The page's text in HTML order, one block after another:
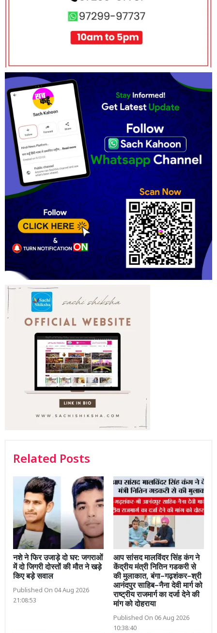
Related Posts
नशे ने फिर उजाड़े दो घर: जगराओं
में दो जिगरी दोस्तों की मौत ने खड़े
किए बड़े सवाल
Published On 04 Aug 2026
21:08:53
आप सांसद मालविंदर सिंह कंग ने
केंद्रीय मंत्री नितिन गडकरी से
की मुलाकात, बंगा–गढ़शंकर–श्री
आनंदपुर साहिब–नैना देवी मार्ग को
राष्ट्रीय राजमार्ग का दर्जा देने की
मांग को दोहराया
Published On 06 Aug 2026
10:38:40